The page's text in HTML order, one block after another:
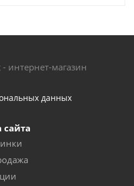
интернет-магазин
данных
сайта